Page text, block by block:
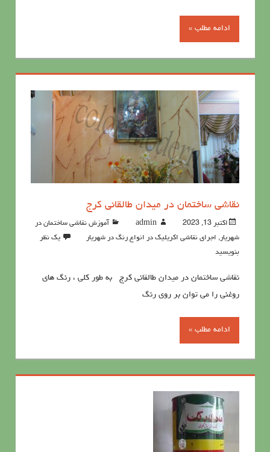
ادامه مطلب »
نقاشی ساختمان در میدان طالقانی کرج
اکتبر 13, 2023 admin
آموزش نقاشی ساختمان در
شهریار, اجرای نقاشی اکریلیک در انواع رنگ در شهریار
یک نظر
بنویسید
نقاشی ساختمان در میدان طالقانی کرج به طور کلی ، رنگ های
روغنی را می توان بر روی رنگ
ادامه مطلب »